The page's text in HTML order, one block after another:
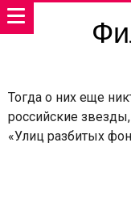
Тогда о них еще
российские
«Улиц разбитых